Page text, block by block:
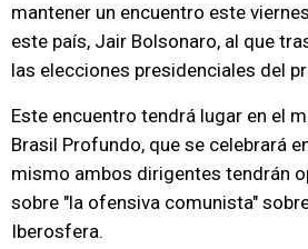
mantener un encuentro este
este país, Jair Bolsonaro, al que
las elecciones presidenciales del
Este encuentro tendrá lugar en el
Brasil Profundo, que se celebrará
mismo ambos dirigentes tendrán
sobre "la ofensiva comunista"
Iberosfera.